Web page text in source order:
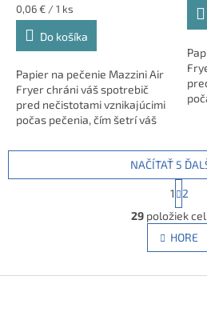
Jednotková
cena:
0,06 € / 1 ks
Do košíka
Papier na pečenie Mazzini Air
Fryer chráni váš spotrebič
pred nečistotami vznikajúcimi
počas pečenia, čím šetrí váš
O
v
l
á
NAČÍTAŤ 5
S
t
r
á
n
k
v
1
2
29položiek
HORE